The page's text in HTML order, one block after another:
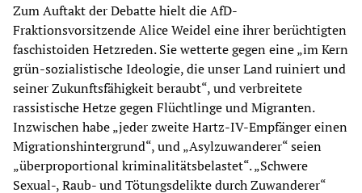
Zum Auftakt der Debatte hielt die AfD-
Fraktionsvorsitzende Alice Weidel eine ihrer berüchtigten
faschistoiden Hetzreden. Sie wetterte gegen eine „im Kern
grün-sozialistische Ideologie, die unser Land ruiniert und
seiner Zukunftsfähigkeit beraubt“, und verbreitete
rassistische Hetze gegen Flüchtlinge und Migranten.
Inzwischen habe „jeder zweite Hartz-IV-Empfänger einen
Migrationshintergrund“, und „Asylzuwanderer“ seien
„überproportional kriminalitätsbelastet“. „Schwere
Sexual-, Raub- und Tötungsdelikte durch Zuwanderer“